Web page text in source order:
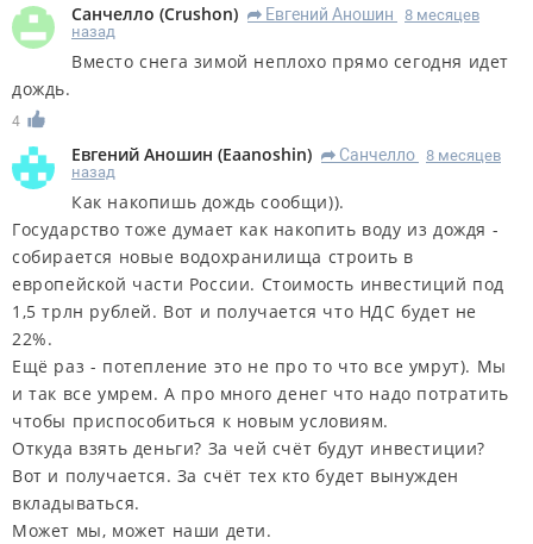
Санчелло (Crushon) R Евгений Аношин
8 месяцев
назад
Вместо снега зимой неплохо прямо сегодня идет
дождь.
4
Евгений Аношин (Eaanoshin) R Санчелло 8 месяцев
назад
Как накопишь дождь сообщи)).
Государство тоже думает как накопить воду из дождя -
собирается новые водохранилища строить в
европейской части России. Стоимость инвестиций под
1,5 трлн рублей. Вот и получается что НДС будет не
22%.
Ещё раз - потепление это не про то что все умрут). Мы
и так все умрем. А про много денег что надо потратить
чтобы приспособиться к новым условиям.
Откуда взять деньги? За чей счёт будут инвестиции?
Вот и получается. За счёт тех кто будет вынужден
вкладываться.
Может мы, может наши дети.